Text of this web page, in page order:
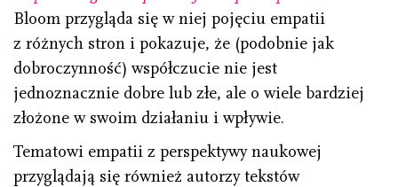
Bloom przygląda się w niej pojęciu empatii
z różnych stron i pokazuje, że (podobnie jak
dobroczynność) współczucie nie jest
jednoznacznie dobre lub złe, ale o wiele bardziej
złożone w swoim działaniu i wpływie.
Tematowi empatii z perspektywy naukowej
przyglądają się również autorzy tekstów